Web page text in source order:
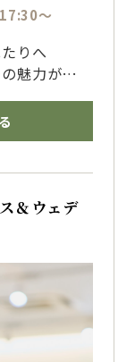
～
りへ
魅力がしっ
たします
レストテラ
＆ウェデ